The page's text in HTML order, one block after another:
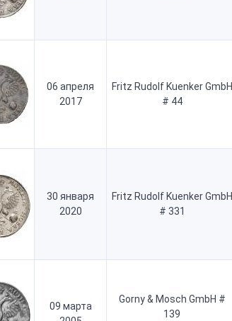
06 апреля
2017
Fritz Rudolf Kuenker GmbH
# 44
30 января
2020
Fritz Rudolf Kuenker GmbH
# 331
09 марта
Gorny & Mosch GmbH #
139